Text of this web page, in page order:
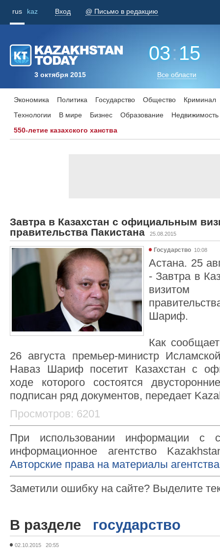
rus kaz Вход @ Письмо в редакцию
3 октября 2015
03: 15
Все области
Экономика Политика Государство Общество
Криминал
Технологии
В мире Бизнес Образование
Недвижимость
550-летие казахского ханства
Завтра в Казахстан с официальным
правительства Пакистана
25.08.2015
Государство 10:08
Астана. 25
- Завтра в
визитом
Шариф.
Как
26 августа премьер-министр
Наваз Шариф посетит Казахстан с
ходе которого состоятся
подписан ряд документов, передает
Просмотров: 6201
При использовании информации с
информационное агентство
Авторские права на материалы
Заметили ошибку на сайте? Выделите
В разделе государство
02.10.2015 20:55